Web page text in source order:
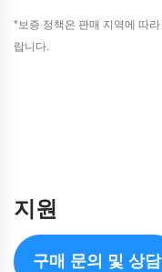
*보증 정책은 판매 지역에 따
랍니다.
지원
구매 문의 및 상담